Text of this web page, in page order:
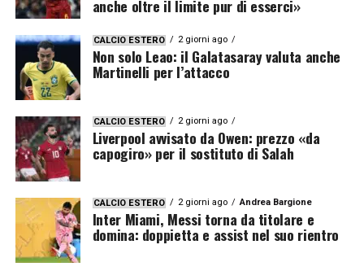
anche oltre il limite pur di esserci»
CALCIO ESTERO 2 giorni ago
Non solo Leao: il Galatasaray valuta anche
Martinelli per l’attacco
CALCIO ESTERO 2 giorni ago
Liverpool avvisato da Owen: prezzo «da
capogiro» per il sostituto di Salah
CALCIO ESTERO 2 giorni ago Andrea Bargione
Inter Miami, Messi torna da titolare e
domina: doppietta e assist nel suo rientro